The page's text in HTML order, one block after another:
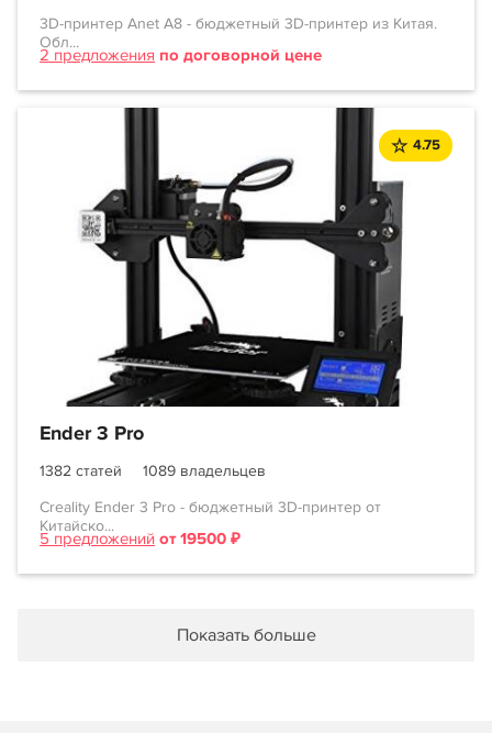
3D-принтер Anet A8 - бюджетный 3D-принтер из Китая.
Обл...
2 предложения по договорной цене
4.75
Ender 3 Pro
1382 статей
1089 владельцев
Creality Ender 3 Pro - бюджетный 3D-принтер от
Китайско...
5 предложений от 19500 ₽
Показать больше